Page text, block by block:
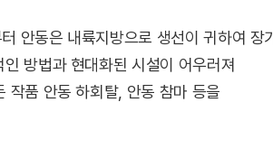
안동은 내륙지방으로 생선이 귀하여 장기
방법과 현대화된 시설이 어우러져
작품 안동 하회탈, 안동 참마 등을